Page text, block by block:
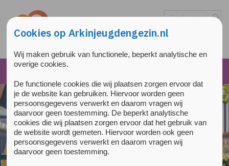
Cookies op Arkinjeugdengezin.nl
Wij maken gebruik van functionele, beperkt analytische en
overige cookies.
De functionele cookies die wij plaatsen zorgen ervoor dat
je de website kan gebruiken. Hiervoor worden geen
persoonsgegevens verwerkt en daarom vragen wij
daarvoor geen toestemming. De beperkt analytische
cookies die wij plaatsen zorgen ervoor dat het gebruik van
de website wordt gemeten. Hiervoor worden ook geen
persoonsgegevens verwerkt en daarom vragen wij
daarvoor geen toestemming.